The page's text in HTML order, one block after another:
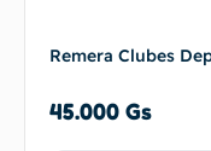
Remera Clubes
45.000 Gs